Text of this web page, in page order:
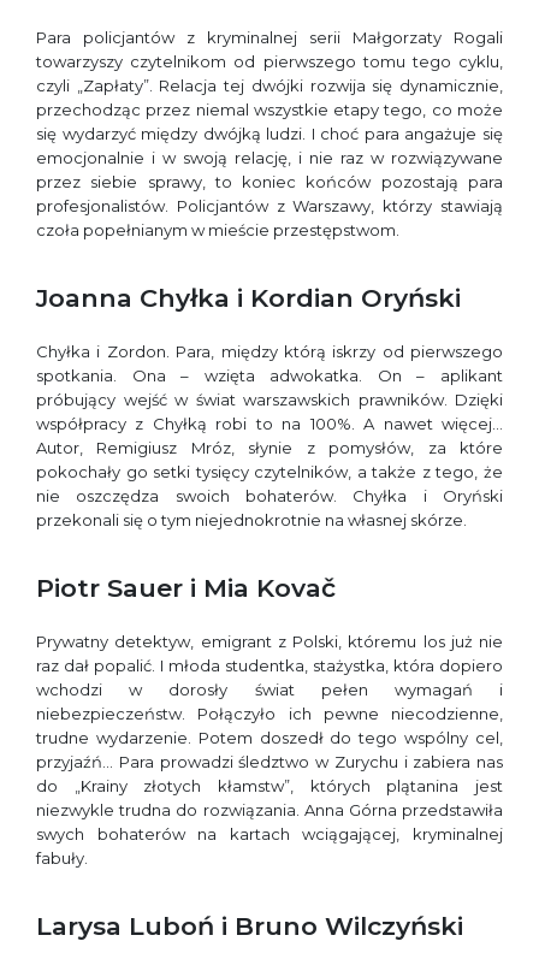
Para policjantów z kryminalnej serii Małgorzaty Rogali
towarzyszy czytelnikom od pierwszego tomu tego cyklu,
czyli „Zapłaty”. Relacja tej dwójki rozwija się dynamicznie,
przechodząc przez niemal wszystkie etapy tego, co może
się wydarzyć między dwójką ludzi. I choć para angażuje się
emocjonalnie i w swoją relację, i nie raz w rozwiązywane
przez siebie sprawy, to koniec końców pozostają para
profesjonalistów. Policjantów z Warszawy, którzy stawiają
czoła popełnianym w mieście przestępstwom.
Joanna Chyłka i Kordian Oryński
Chyłka i Zordon. Para, między którą iskrzy od pierwszego
spotkania. Ona – wzięta adwokatka. On – aplikant
próbujący wejść w świat warszawskich prawników. Dzięki
współpracy z Chyłką robi to na 100%. A nawet więcej…
Autor, Remigiusz Mróz, słynie z pomysłów, za które
pokochały go setki tysięcy czytelników, a także z tego, że
nie oszczędza swoich bohaterów. Chyłka i Oryński
przekonali się o tym niejednokrotnie na własnej skórze.
Piotr Sauer i Mia Kovač
Prywatny detektyw, emigrant z Polski, któremu los już nie
raz dał popalić. I młoda studentka, stażystka, która dopiero
wchodzi w dorosły świat pełen wymagań i
niebezpieczeństw. Połączyło ich pewne niecodzienne,
trudne wydarzenie. Potem doszedł do tego wspólny cel,
przyjaźń… Para prowadzi śledztwo w Zurychu i zabiera nas
do „Krainy złotych kłamstw”, których plątanina jest
niezwykle trudna do rozwiązania. Anna Górna przedstawiła
swych bohaterów na kartach wciągającej, kryminalnej
fabuły.
Larysa Luboń i Bruno Wilczyński